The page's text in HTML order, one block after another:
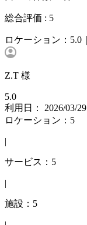
総合評価 : 5
ロケーション： 5.0｜
Z.T 様
5.0
利用日： 2026/03/29
ロケーション：5
|
サービス：5
|
施設：5